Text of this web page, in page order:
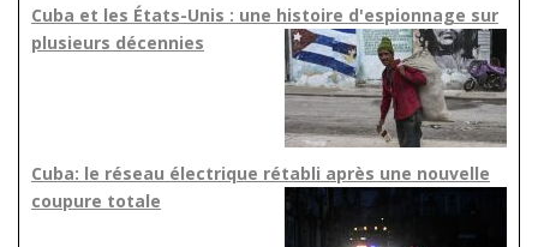
Cuba et les États-Unis : une histoire d'espionnage sur
plusieurs décennies
Cuba: le réseau électrique rétabli après une nouvelle
coupure totale